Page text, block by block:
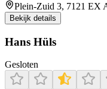
Plein-Zuid 3, 7121 EX
Bekijk details
Hans Hüls
Gesloten